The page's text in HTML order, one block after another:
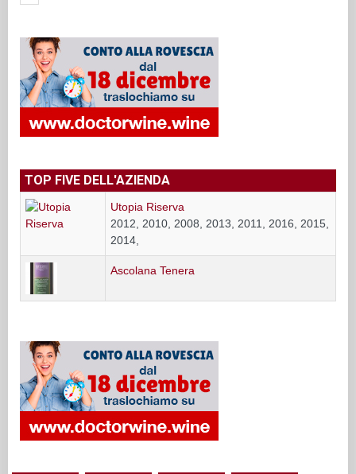
TOP FIVE DELL'AZIENDA
Utopia Riserva
2012, 2010, 2008, 2013, 2011, 2016, 2015,
2014,
Ascolana Tenera